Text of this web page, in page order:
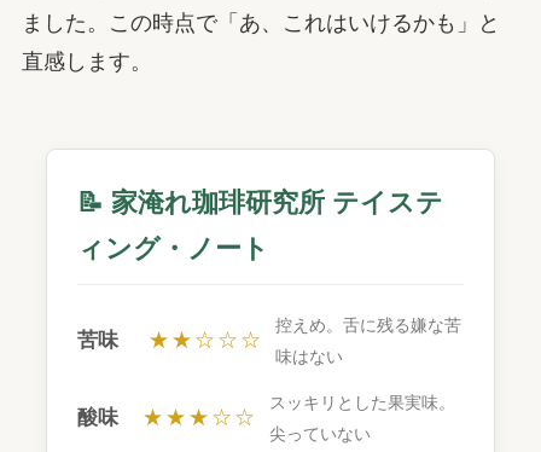
ました。この時点で「あ、これはいけるかも」と
直感します。
📝 家淹れ珈琲研究所 テイステ
ィング・ノート
苦味 ★★☆☆☆
控えめ。舌に残る嫌な苦
味はない
酸味 ★★★☆☆
スッキリとした果実味。
尖っていない